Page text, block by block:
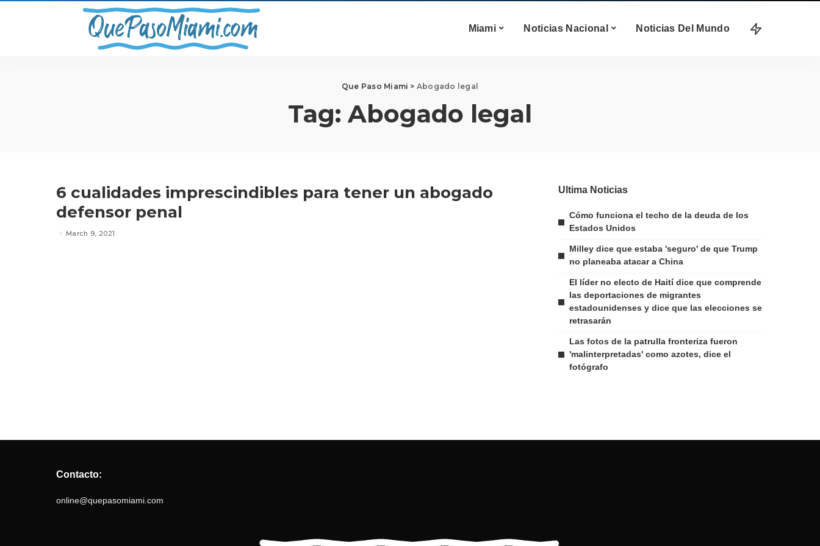
Miami Noticias Nacional Noticias Del Mundo
Que Paso Miami > Abogado legal
Tag:Abogado legal
6 cualidades imprescindibles para tener un abogado
defensor penal
March 9, 2021
Ultima Noticias
Cómo funciona el techo de la deuda de los
Estados Unidos
Milley dice que estaba 'seguro' de que Trump
no planeaba atacar a China
El líder no electo de Haití dice que comprende
las deportaciones de migrantes
estadounidenses y dice que las elecciones se
retrasarán
Las fotos de la patrulla fronteriza fueron
'malinterpretadas' como azotes, dice el
fotógrafo
Contacto:
online@quepasomiami.com